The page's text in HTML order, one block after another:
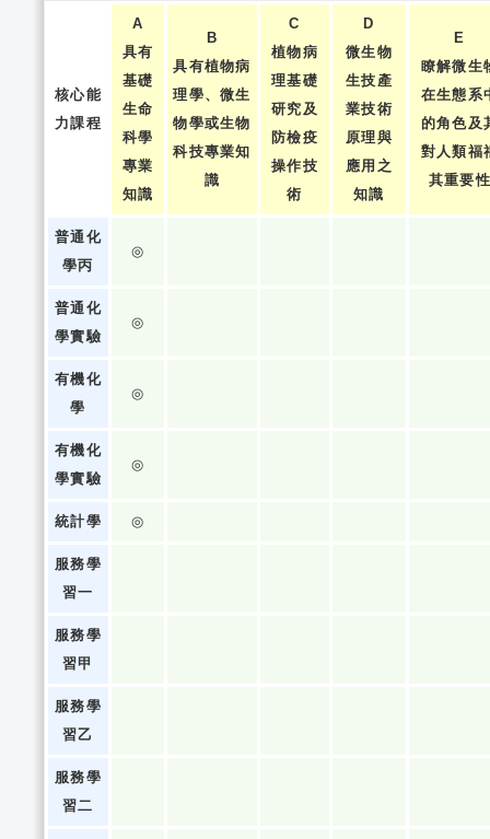
核心能
力課程
A
具有
基礎
生命
科學
專業
知識
B
具有植物病
理學、微生
物學或生物
科技專業知
識
C
植物病
理基礎
研究及
防檢疫
操作技
術
D
微生物
生技產
業技術
原理與
應用之
知識
E
瞭解微生
在生態系
的角色及
對人類福
其重要
普通化
學丙
◎
普通化
學實驗
◎
有機化
學
◎
有機化
學實驗
◎
統計學 ◎
服務學
習一
服務學
習甲
服務學
習乙
服務學
習二